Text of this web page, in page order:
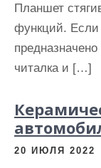
Планшет
функций. Если
читалка и […]
20 ИЮЛЯ 2022